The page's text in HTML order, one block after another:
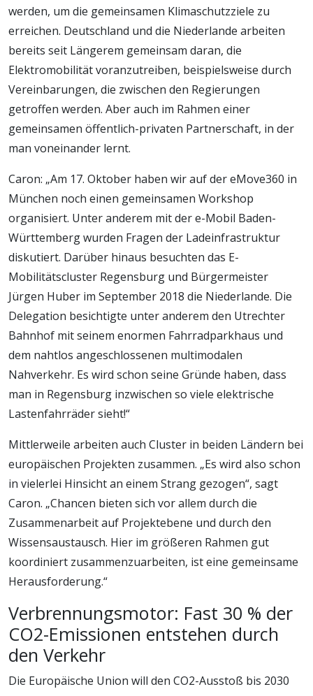
werden, um die gemeinsamen Klimaschutzziele zu
erreichen. Deutschland und die Niederlande arbeiten
bereits seit Längerem gemeinsam daran, die
Elektromobilität voranzutreiben, beispielsweise durch
Vereinbarungen, die zwischen den Regierungen
getroffen werden. Aber auch im Rahmen einer
gemeinsamen öffentlich-privaten Partnerschaft, in der
man voneinander lernt.
Caron: „Am 17. Oktober haben wir auf der eMove360 in
München noch einen gemeinsamen Workshop
organisiert. Unter anderem mit der e-Mobil Baden-
Württemberg wurden Fragen der Ladeinfrastruktur
diskutiert. Darüber hinaus besuchten das E-
Mobilitätscluster Regensburg und Bürgermeister
Jürgen Huber im September 2018 die Niederlande. Die
Delegation besichtigte unter anderem den Utrechter
Bahnhof mit seinem enormen Fahrradparkhaus und
dem nahtlos angeschlossenen multimodalen
Nahverkehr. Es wird schon seine Gründe haben, dass
man in Regensburg inzwischen so viele elektrische
Lastenfahrräder sieht!“
Mittlerweile arbeiten auch Cluster in beiden Ländern bei
europäischen Projekten zusammen. „Es wird also schon
in vielerlei Hinsicht an einem Strang gezogen“, sagt
Caron. „Chancen bieten sich vor allem durch die
Zusammenarbeit auf Projektebene und durch den
Wissensaustausch. Hier im größeren Rahmen gut
koordiniert zusammenzuarbeiten, ist eine gemeinsame
Herausforderung.“
Verbrennungsmotor: Fast 30 % der
CO2-Emissionen entstehen durch
den Verkehr
Die Europäische Union will den CO2-Ausstoß bis 2030